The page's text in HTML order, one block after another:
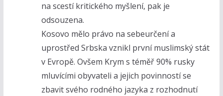
na scestí kritického myšlení, pak je
odsouzena.
Kosovo mělo právo na sebeurčení a
uprostřed Srbska vznikl první muslimský stát
v Evropě. Ovšem Krym s téměř 90% rusky
mluvícími obyvateli a jejich povinností se
zbavit svého rodného jazyka z rozhodnutí